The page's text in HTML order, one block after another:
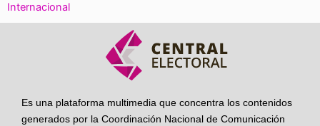
Internacional
Es una plataforma multimedia que concentra los contenidos
generados por la Coordinación Nacional de Comunicación